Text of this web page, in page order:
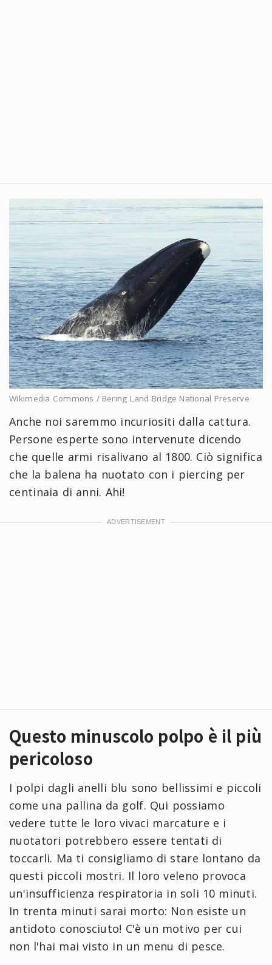
Wikimedia Commons / Bering Land Bridge National Preserve
Anche noi saremmo incuriositi dalla cattura.
Persone esperte sono intervenute dicendo
che quelle armi risalivano al 1800. Ciò significa
che la balena ha nuotato con i piercing per
centinaia di anni. Ahi!
Questo minuscolo polpo è il più
pericoloso
I polpi dagli anelli blu sono bellissimi e piccoli
come una pallina da golf. Qui possiamo
vedere tutte le loro vivaci marcature e i
nuotatori potrebbero essere tentati di
toccarli. Ma ti consigliamo di stare lontano da
questi piccoli mostri. Il loro veleno provoca
un'insufficienza respiratoria in soli 10 minuti.
In trenta minuti sarai morto: Non esiste un
antidoto conosciuto! C'è un motivo per cui
non l'hai mai visto in un menu di pesce.